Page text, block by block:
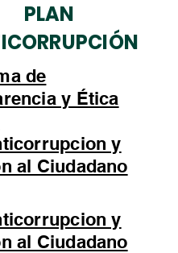
PLAN
de
y Ética
y
al Ciudadano
y
al Ciudadano